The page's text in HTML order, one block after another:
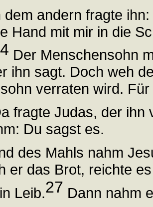
dem andern fragte
Hand mit mir in die
Der Menschensohn
ihn sagt. Doch weh
verraten wird.
fragte Judas, der ihn
Du sagst es.
des Mahls nahm
er das Brot, reichte
Leib.27 Dann nahm